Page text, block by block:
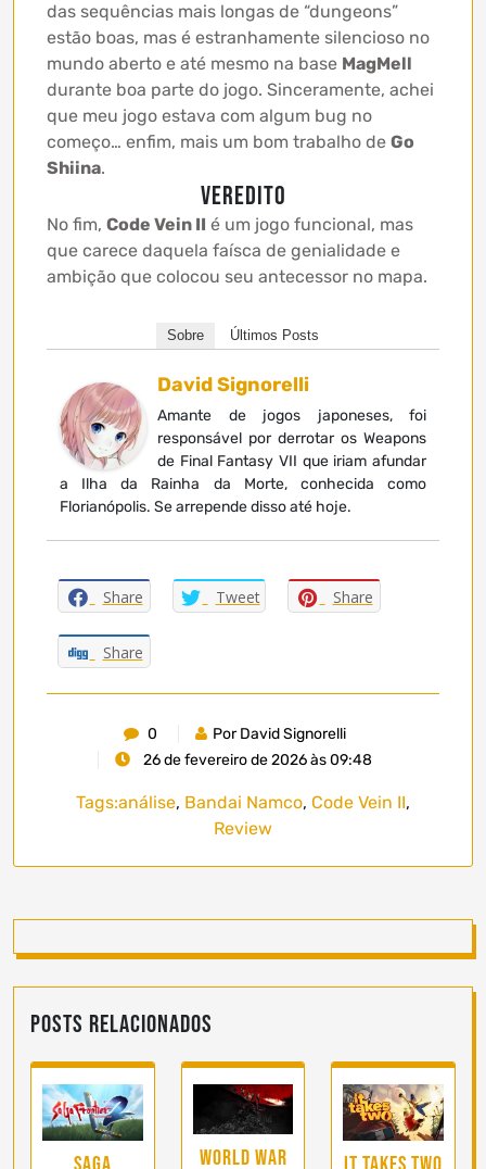
das sequências mais longas de “dungeons”
estão boas, mas é estranhamente silencioso no
mundo aberto e até mesmo na base MagMell
durante boa parte do jogo. Sinceramente, achei
que meu jogo estava com algum bug no
começo… enfim, mais um bom trabalho de Go
Shiina.
VEREDITO
No fim, Code Vein II é um jogo funcional, mas
que carece daquela faísca de genialidade e
ambição que colocou seu antecessor no mapa.
Sobre Últimos Posts
David Signorelli
Amante de jogos japoneses, foi
responsável por derrotar os Weapons
de Final Fantasy VII que iriam afundar
a Ilha da Rainha da Morte, conhecida como
Florianópolis. Se arrepende disso até hoje.
Share Tweet Share
Share
0
Por David Signorelli
26 de fevereiro de 2026 às 09:48
Tags:análise, Bandai Namco, Code Vein II,
Review
Posts Relacionados
World War